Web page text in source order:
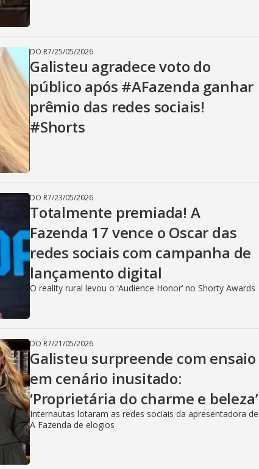
DO R7/25/05/2026
Galisteu agradece voto do
público após #AFazenda ganhar
prêmio das redes sociais!
#Shorts
DO R7/23/05/2026
Totalmente premiada! A
Fazenda 17 vence o Oscar das
redes sociais com campanha de
lançamento digital
O reality rural levou o ‘Audience Honor’ no Shorty Awards
DO R7/21/05/2026
Galisteu surpreende com ensaio
em cenário inusitado:
‘Proprietária do charme e beleza’
Internautas lotaram as redes sociais da apresentadora de
A Fazenda de elogios